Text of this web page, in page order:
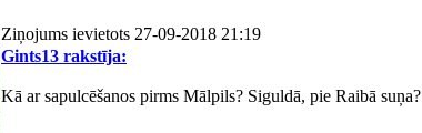
Ziņojums ievietots 27-09-2018 21:19
Gints13 rakstīja:
Kā ar sapulcēšanos pirms Mālpils? Siguldā, pie Raibā suņa?